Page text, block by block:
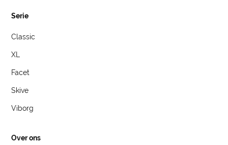
Serie
Classic
XL
Facet
Skive
Viborg
Over ons